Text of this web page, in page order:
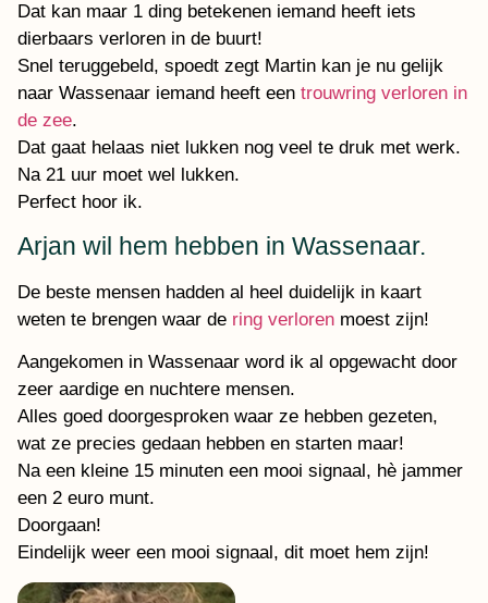
Dat kan maar 1 ding betekenen iemand heeft iets
dierbaars verloren in de buurt!
Snel teruggebeld, spoedt zegt Martin kan je nu gelijk
naar Wassenaar iemand heeft een trouwring verloren in
de zee.
Dat gaat helaas niet lukken nog veel te druk met werk.
Na 21 uur moet wel lukken.
Perfect hoor ik.
Arjan wil hem hebben in Wassenaar.
De beste mensen hadden al heel duidelijk in kaart
weten te brengen waar de ring verloren moest zijn!
Aangekomen in Wassenaar word ik al opgewacht door
zeer aardige en nuchtere mensen.
Alles goed doorgesproken waar ze hebben gezeten,
wat ze precies gedaan hebben en starten maar!
Na een kleine 15 minuten een mooi signaal, hè jammer
een 2 euro munt.
Doorgaan!
Eindelijk weer een mooi signaal, dit moet hem zijn!